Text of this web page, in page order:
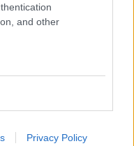
and other
Privacy Policy
egyike lettél”.